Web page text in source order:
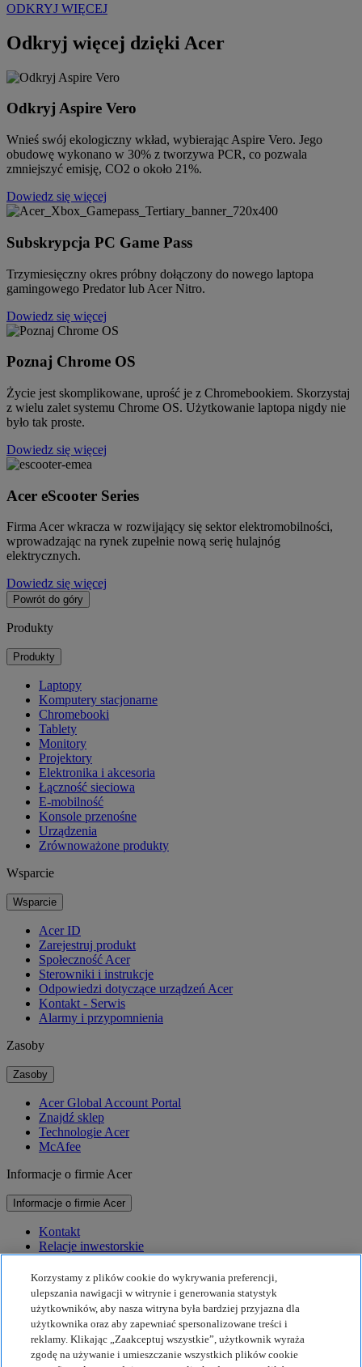
ODKRYJ WIĘCEJ
Odkryj więcej dzięki Acer
Odkryj Aspire Vero
Wnieś swój ekologiczny wkład, wybierając Aspire Vero. Jego
obudowę wykonano w 30% z tworzywa PCR, co pozwala
zmniejszyć emisję, CO2 o około 21%.
Dowiedz się więcej
Subskrypcja PC Game Pass
Trzymiesięczny okres próbny dołączony do nowego laptopa
gamingowego Predator lub Acer Nitro.
Dowiedz się więcej
Poznaj Chrome OS
Życie jest skomplikowane, uprość je z Chromebookiem. Skorzystaj
z wielu zalet systemu Chrome OS. Użytkowanie laptopa nigdy nie
było tak proste.
Dowiedz się więcej
Acer eScooter Series
Firma Acer wkracza w rozwijający się sektor elektromobilności,
wprowadzając na rynek zupełnie nową serię hulajnóg
elektrycznych.
Dowiedz się więcej
Powrót do góry
Produkty
Produkty
Laptopy
Komputery stacjonarne
Chromebooki
Tablety
Monitory
Projektory
Elektronika i akcesoria
Łączność sieciowa
E-mobilność
Konsole przenośne
Urządzenia
Zrównoważone produkty
Wsparcie
Wsparcie
Acer ID
Zarejestruj produkt
Społeczność Acer
Sterowniki i instrukcje
Odpowiedzi dotyczące urządzeń Acer
Kontakt - Serwis
Alarmy i przypomnienia
Zasoby
Zasoby
Acer Global Account Portal
Znajdź sklep
Technologie Acer
McAfee
Informacje o firmie Acer
Informacje o firmie Acer
Kontakt
Relacje inwestorskie
Nagrody
Wydarzenia
Zrównoważony rozwój
Zrównoważony rozwój
Korzystamy z plików cookie do wykrywania preferencji,
ulepszania nawigacji w witrynie i generowania statystyk
użytkowników, aby nasza witryna była bardziej przyjazna dla
użytkownika oraz aby zapewniać spersonalizowane treści i
reklamy. Klikając „Zaakceptuj wszystkie”, użytkownik wyraża
zgodę na używanie i umieszczanie wszystkich plików cookie